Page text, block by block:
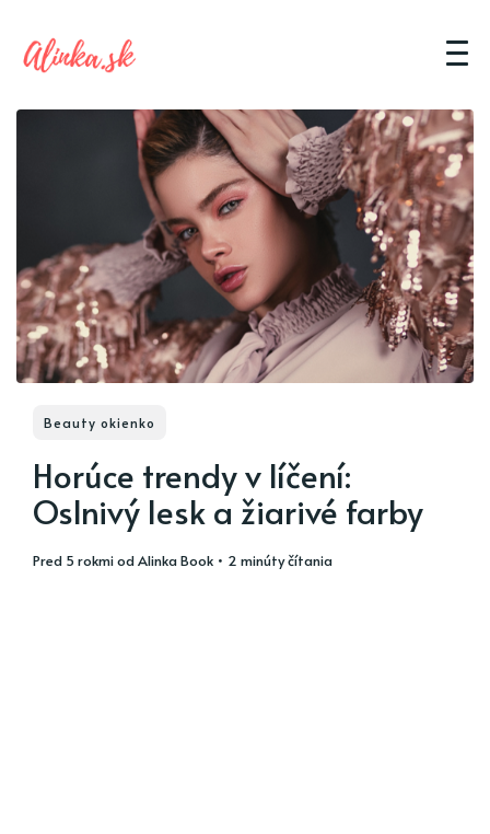
Beauty okienko
Horúce trendy v líčení:
Oslnivý lesk a žiarivé farby
pred 5 rokmiodAlinka Book • 2 minúty čítania